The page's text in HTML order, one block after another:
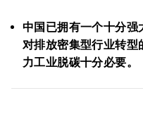
中国已拥有一个十分强
对排放密集型行业转型
力工业脱碳十分必要。